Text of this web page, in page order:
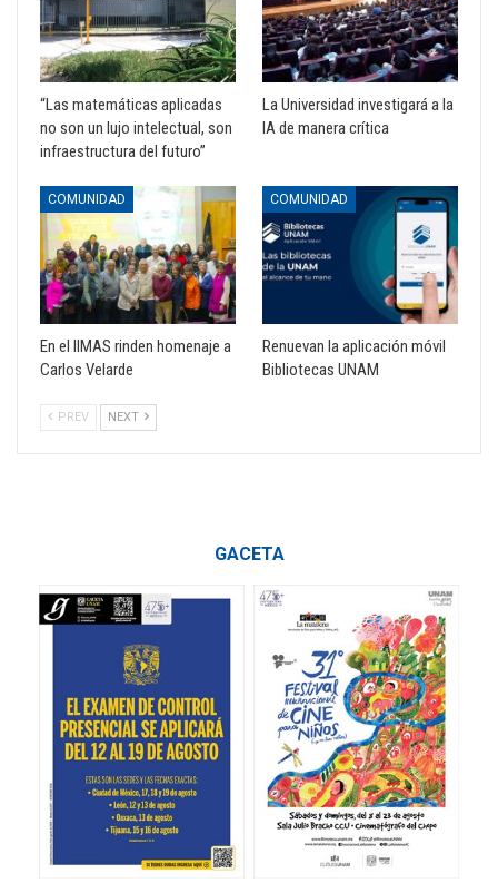
“Las matemáticas aplicadas
no son un lujo intelectual, son
infraestructura del futuro”
La Universidad investigará a la
IA de manera crítica
COMUNIDAD
En el IIMAS rinden homenaje a
Carlos Velarde
COMUNIDAD
Renuevan la aplicación móvil
Bibliotecas UNAM
PREV NEXT
GACETA